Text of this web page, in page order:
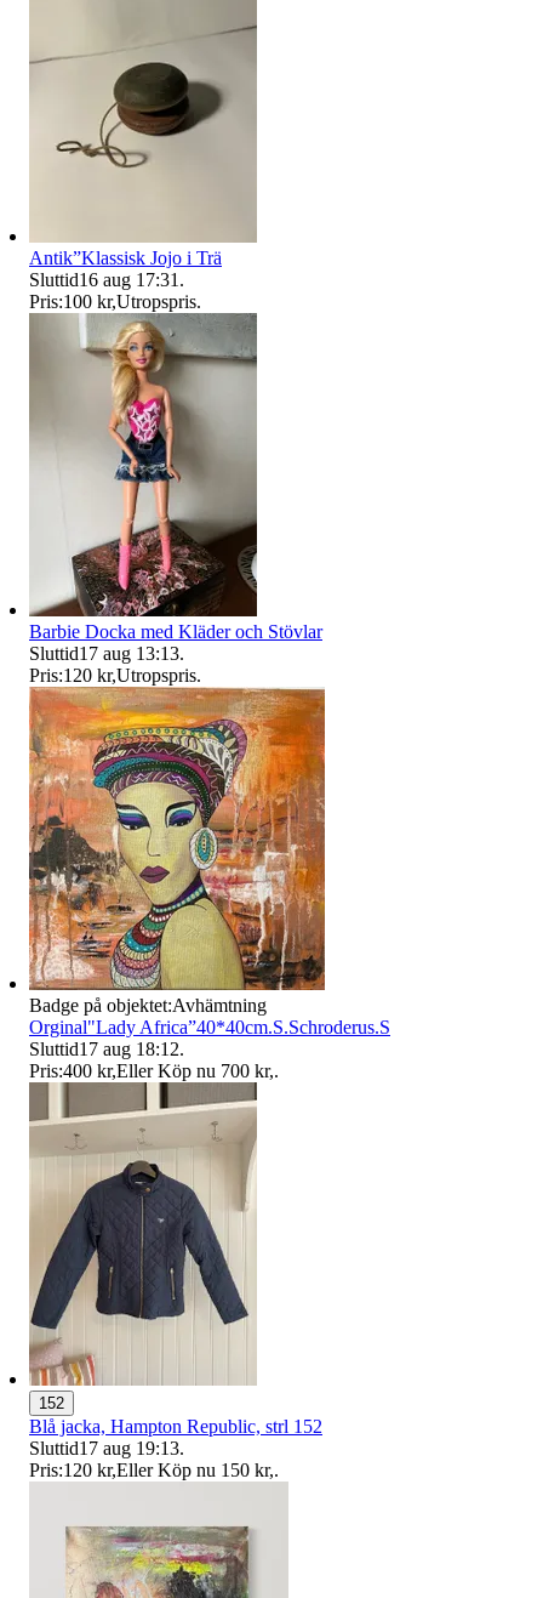
Antik”Klassisk Jojo i Trä
Sluttid16 aug 17:31 .
Pris:100 kr,Utropspris.
Barbie Docka med Kläder och Stövlar
Sluttid17 aug 13:13.
Pris:120 kr,Utropspris.
Badge på objektet:Avhämtning
Orginal"Lady Africa”40*40cm.S.Schroderus.S
Sluttid17 aug 18:12.
Pris:400 kr,Eller Köp nu 700 kr,.
152
Blå jacka, Hampton Republic, strl 152
Sluttid17 aug 19:13.
Pris:120 kr,Eller Köp nu 150 kr,.